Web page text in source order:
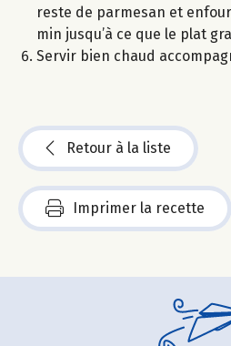
reste de parmesan et
min jusqu’à ce que le plat
Servir bien chaud
Retour à la liste
Imprimer la recette